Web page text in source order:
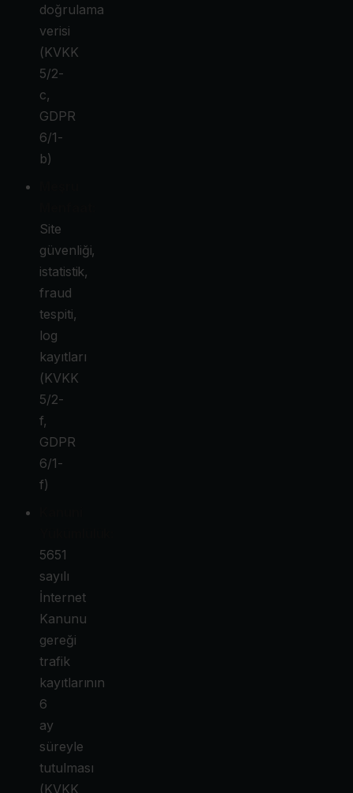
doğrulama
verisi
(KVKK
5/2-
c,
GDPR
6/1-
b)
Site
güvenliği,
istatistik,
fraud
tespiti,
log
kayıtları
(KVKK
5/2-
f,
GDPR
6/1-
f)
5651
sayılı
İnternet
Kanunu
gereği
trafik
kayıtlarının
6
ay
süreyle
tutulması
(KVKK